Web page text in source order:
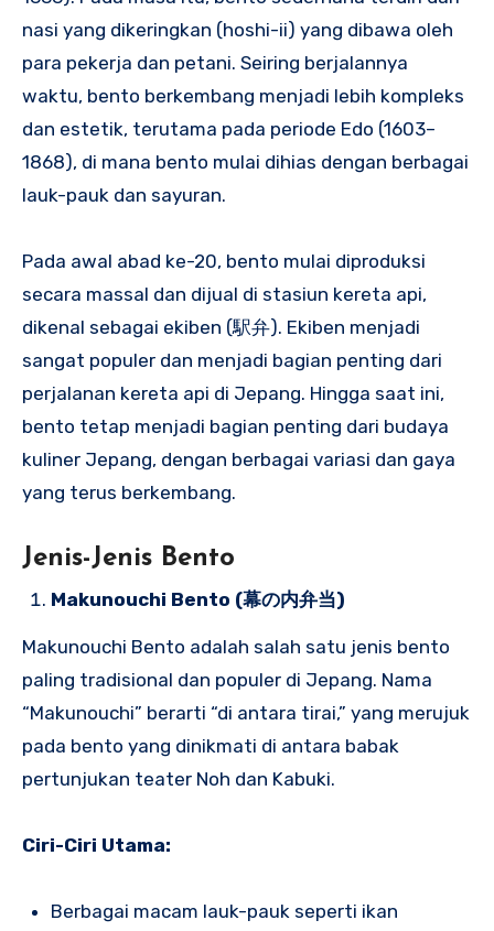
nasi yang dikeringkan (hoshi-ii) yang dibawa oleh
para pekerja dan petani. Seiring berjalannya
waktu, bento berkembang menjadi lebih kompleks
dan estetik, terutama pada periode Edo (1603–
1868), di mana bento mulai dihias dengan berbagai
lauk-pauk dan sayuran.
Pada awal abad ke-20, bento mulai diproduksi
secara massal dan dijual di stasiun kereta api,
dikenal sebagai ekiben (駅弁). Ekiben menjadi
sangat populer dan menjadi bagian penting dari
perjalanan kereta api di Jepang. Hingga saat ini,
bento tetap menjadi bagian penting dari budaya
kuliner Jepang, dengan berbagai variasi dan gaya
yang terus berkembang.
Jenis-Jenis Bento
Makunouchi Bento (幕の内弁当)
Makunouchi Bento adalah salah satu jenis bento
paling tradisional dan populer di Jepang. Nama
“Makunouchi” berarti “di antara tirai,” yang merujuk
pada bento yang dinikmati di antara babak
pertunjukan teater Noh dan Kabuki.
Ciri-Ciri Utama:
Berbagai macam lauk-pauk seperti ikan